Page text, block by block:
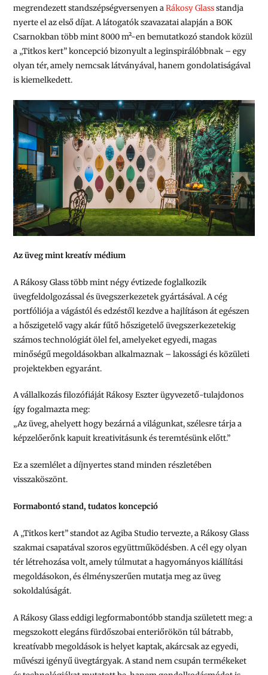
megrendezett standszépségversenyen aRákosy Glassstandja
nyerte el az első díjat. A látogatók szavazatai alapján a BOK
Csarnokban több mint 8000 m²-en bemutatkozó standok közül
a „Titkos kert” koncepció bizonyult a leginspirálóbbnak – egy
olyan tér, amely nemcsak látványával, hanem gondolatiságával
is kiemelkedett.
Az üveg mint kreatív médium
A Rákosy Glass több mint négy évtizede foglalkozik
üvegfeldolgozással és üvegszerkezetek gyártásával. A cég
portfóliója a vágástól és edzéstől kezdve a hajlításon át egészen
a hőszigetelő vagy akár fűtő hőszigetelő üvegszerkezetekig
számos technológiát ölel fel, amelyeket egyedi, magas
minőségű megoldásokban alkalmaznak – lakossági és közületi
projektekben egyaránt.
A vállalkozás filozófiáját Rákosy Eszter ügyvezető-tulajdonos
így fogalmazta meg:
„Az üveg, ahelyett hogy bezárná a világunkat, szélesre tárja a
képzelőerőnk kapuit kreativitásunk és teremtésünk előtt.”
Ez a szemlélet a díjnyertes stand minden részletében
visszaköszönt.
Formabontó stand, tudatos koncepció
A „Titkos kert” standot az Agiba Studio tervezte, a Rákosy Glass
szakmai csapatával szoros együttműködésben. A cél egy olyan
tér létrehozása volt, amely túlmutat a hagyományos kiállítási
megoldásokon, és élményszerűen mutatja meg az üveg
sokoldalúságát.
A Rákosy Glass eddigi legformabontóbb standja született meg: a
megszokott elegáns fürdőszobai enteriőrökön túl bátrabb,
kreatívabb megoldások is helyet kaptak, akárcsak az egyedi,
művészi igényű üvegtárgyak. A stand nem csupán termékeket